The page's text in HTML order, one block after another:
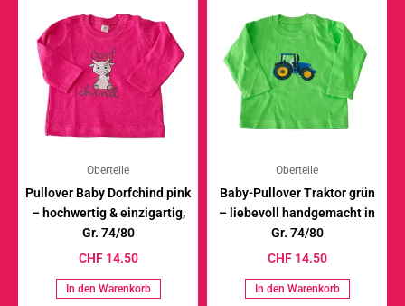
Oberteile
Pullover Baby Dorfchind pink
– hochwertig & einzigartig,
Gr. 74/80
CHF14.50
In den Warenkorb
Oberteile
Baby-Pullover Traktor grün
– liebevoll handgemacht in
Gr. 74/80
CHF14.50
In den Warenkorb